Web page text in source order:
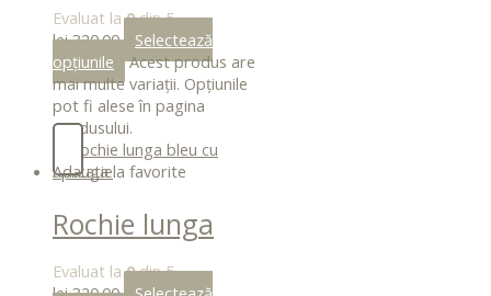
rosie
Evaluat la0din 5
lei320.00
Selectează
opțiunile
Acest produs are
mai multe variații. Opțiunile
pot fi alese în pagina
produsului.
Adauga la favorite
Rochie lunga
bleu cu aplicatie
Evaluat la0din 5